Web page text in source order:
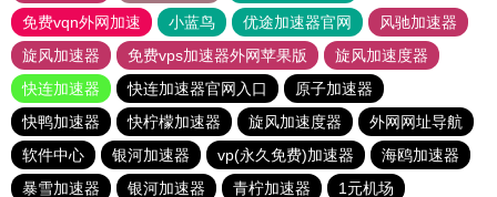
免费vqn外网加速
小蓝鸟 优途加速器官网
风驰加速器
旋风加速器
免费vps加速器外网苹果版
旋风加速度器
快连加速器
快连加速器官网入口
原子加速器
快鸭加速器
快柠檬加速器 旋风加速度器
外网网址导航
软件中心
银河加速器 vp(永久免费)加速器
海鸥加速器
暴雪加速器
银河加速器 青柠加速器
1元机场